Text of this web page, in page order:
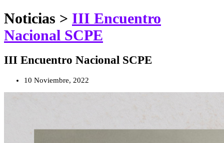
Noticias > III Encuentro
Nacional SCPE
III Encuentro Nacional SCPE
10 Noviembre, 2022